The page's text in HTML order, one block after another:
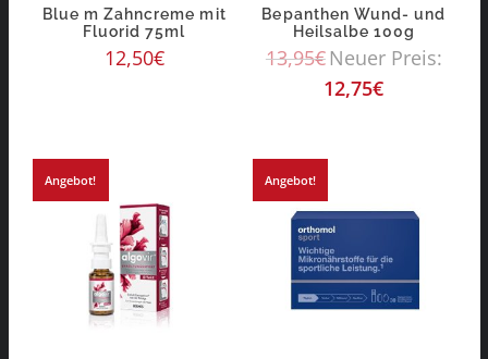
Blue m Zahncreme mit
Fluorid 75ml
12,50€
Bepanthen Wund- und
Heilsalbe 100g
13,95€Neuer Preis:
12,75€
Angebot! Angebot!